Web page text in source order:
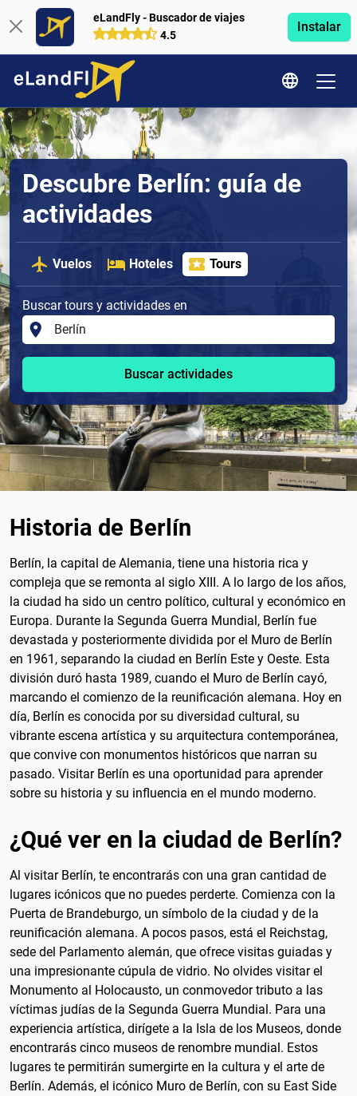
eLandFly - Buscador de viajes
4.5
Instalar
Descubre Berlín: guía de
actividades
Vuelos Hoteles Tours
Buscar tours y actividades en
Buscar actividades
Historia de Berlín
Berlín, la capital de Alemania, tiene una historia rica y
compleja que se remonta al siglo XIII. A lo largo de los años,
la ciudad ha sido un centro político, cultural y económico en
Europa. Durante la Segunda Guerra Mundial, Berlín fue
devastada y posteriormente dividida por el Muro de Berlín
en 1961, separando la ciudad en Berlín Este y Oeste. Esta
división duró hasta 1989, cuando el Muro de Berlín cayó,
marcando el comienzo de la reunificación alemana. Hoy en
día, Berlín es conocida por su diversidad cultural, su
vibrante escena artística y su arquitectura contemporánea,
que convive con monumentos históricos que narran su
pasado. Visitar Berlín es una oportunidad para aprender
sobre su historia y su influencia en el mundo moderno.
¿Qué ver en la ciudad de Berlín?
Al visitar Berlín, te encontrarás con una gran cantidad de
lugares icónicos que no puedes perderte. Comienza con la
Puerta de Brandeburgo, un símbolo de la ciudad y de la
reunificación alemana. A pocos pasos, está el Reichstag,
sede del Parlamento alemán, que ofrece visitas guiadas y
una impresionante cúpula de vidrio. No olvides visitar el
Monumento al Holocausto, un conmovedor tributo a las
víctimas judías de la Segunda Guerra Mundial. Para una
experiencia artística, dirígete a la Isla de los Museos, donde
encontrarás cinco museos de renombre mundial. Estos
lugares te permitirán sumergirte en la cultura y el arte de
Berlín. Además, el icónico Muro de Berlín, con su East Side